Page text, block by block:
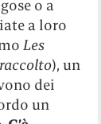
o a
a loro
Les
), un
dei
un